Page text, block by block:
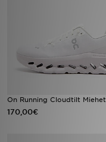
On Running Cloudtilt Miehet
170,00€